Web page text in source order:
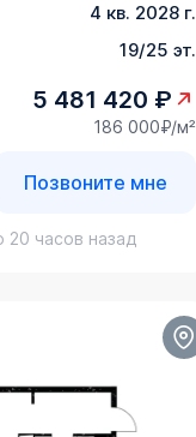
4 кв. 2028 г.
19/25 эт.
5 481 420 ₽
186 000₽/м²
Позвоните мне
20 часов назад